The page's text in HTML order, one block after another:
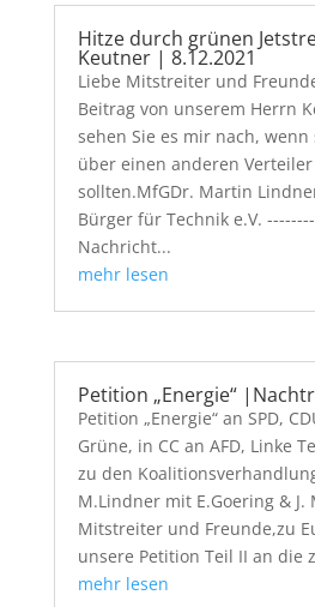
Hitze durch grünen
Keutner | 8.12.2021
Liebe Mitstreiter und
Beitrag von unserem Herrn
sehen Sie es mir nach, wenn
über einen anderen
sollten.MfGDr. Martin
Bürger für Technik e.V.
Nachricht...
mehr lesen
Petition „Energie“
Petition „Energie“ an SPD,
Grüne, in CC an AFD, Linke
zu den
M.Lindner mit E.Goering & J.
Mitstreiter und Freunde,zu
unsere Petition Teil II an die
mehr lesen